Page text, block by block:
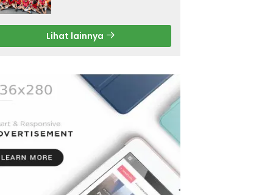
Gratis
Lihat lainnya